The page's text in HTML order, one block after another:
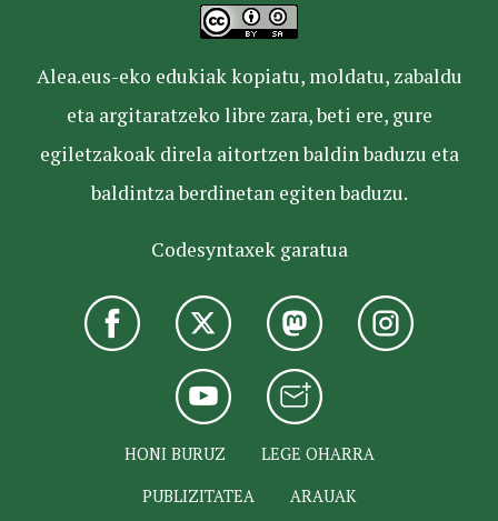
Alea.eus-eko edukiak kopiatu, moldatu, zabaldu
eta argitaratzeko libre zara, beti ere, gure
egiletzakoak direla aitortzen baldin baduzu eta
baldintza berdinetan egiten baduzu.
Codesyntaxek garatua
HONI BURUZ
LEGE OHARRA
PUBLIZITATEA
ARAUAK